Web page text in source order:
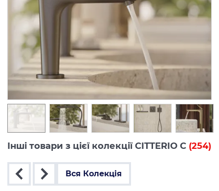
Інші товари з цієї колекції CITTERIO C (254)
Вся Колекція